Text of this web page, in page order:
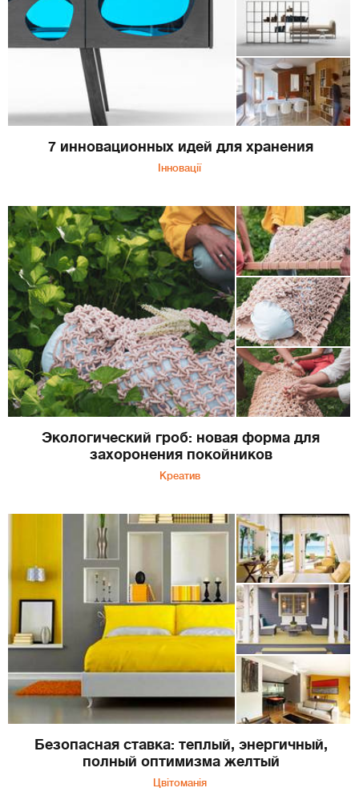
7 инновационных идей для хранения
Інновації
Экологический гроб: новая форма для
захоронения покойников
Креатив
Безопасная ставка: теплый, энергичный,
полный оптимизма желтый
Цвітоманія